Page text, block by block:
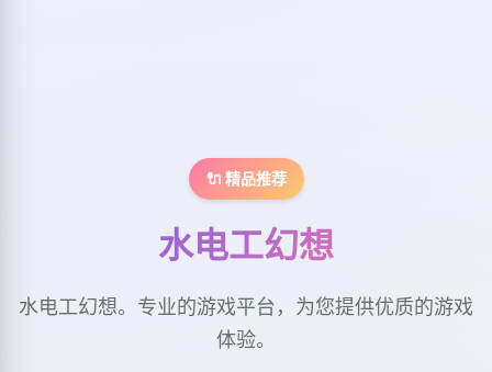
🔌 精品推荐
水电工幻想
水电工幻想。专业的游戏平台，为您提供优质的游戏
体验。